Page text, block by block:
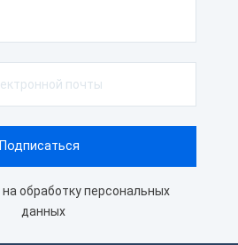
на обработку персональных
данных